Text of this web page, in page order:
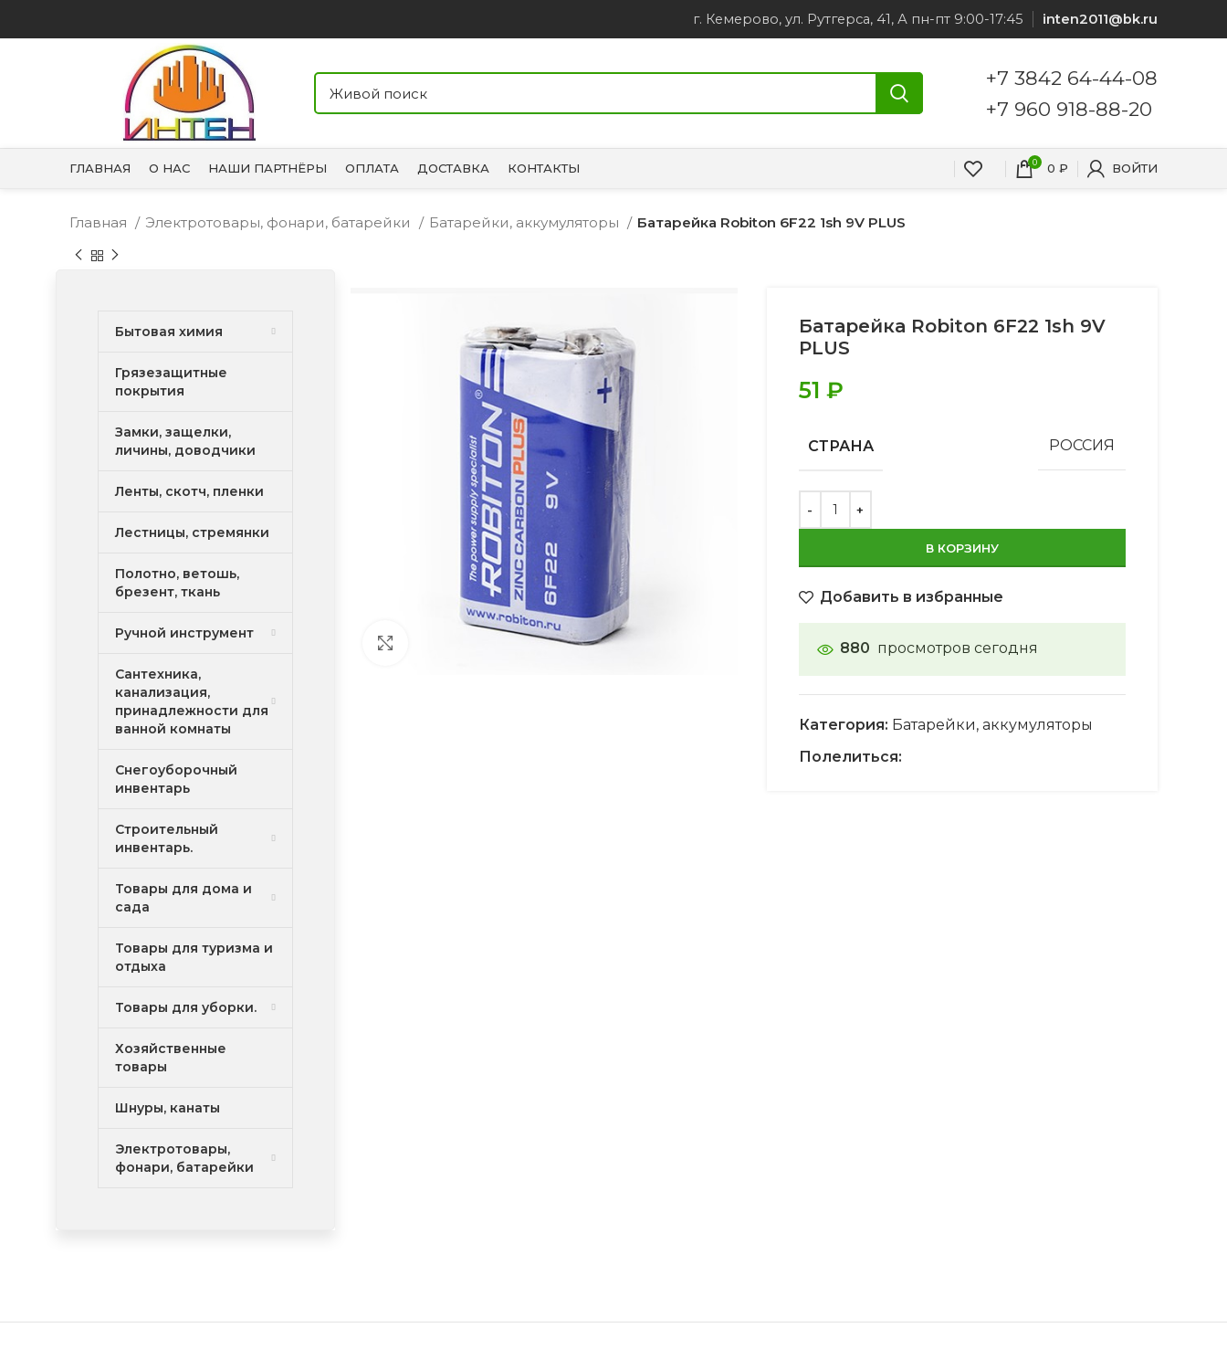
г. Кемерово, ул. Рутгерса, 41, А пн-пт 9:00-17:45 inten2011@bk.ru
+7 3842 64-44-08
+7 960 918-88-20
ГЛАВНАЯ О НАС НАШИ ПАРТНЁРЫ ОПЛАТА ДОСТАВКА КОНТАКТЫ 0 0 ₽ ВОЙТИ
Главная Электротовары, фонари, батарейки Батарейки, аккумуляторы Батарейка Robiton 6F22 1sh 9V PLUS
Батарейка Robiton 6F22 1sh 9V
PLUS
51 ₽
СТРАНА РОССИЯ
В КОРЗИНУ
Добавить в избранные
880 просмотров сегодня
Категория: Батарейки, аккумуляторы
Полелиться:
Бытовая химия
Грязезащитные
покрытия
Замки, защелки,
личины, доводчики
Ленты, скотч, пленки
Лестницы, стремянки
Полотно, ветошь,
брезент, ткань
Ручной инструмент
Сантехника,
канализация,
принадлежности для
ванной комнаты
Снегоуборочный
инвентарь
Строительный
инвентарь.
Товары для дома и
сада
Товары для туризма и
отдыха
Товары для уборки.
Хозяйственные
товары
Шнуры, канаты
Электротовары,
фонари, батарейки